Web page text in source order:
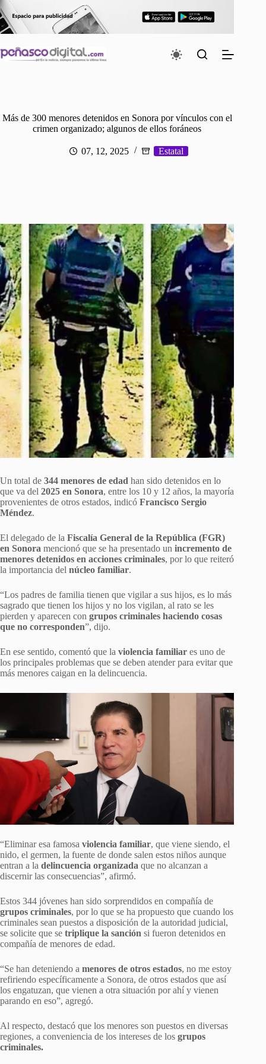
Saltar
al
contenido
Más de 300 menores detenidos en Sonora por vínculos con el
crimen organizado; algunos de ellos foráneos
07, 12, 2025 Estatal
Un total de 344 menores de edad han sido detenidos en lo
que va del 2025 en Sonora, entre los 10 y 12 años, la mayoría
provenientes de otros estados, indicó Francisco Sergio
Méndez.
El delegado de la Fiscalía General de la República (FGR)
en Sonora mencionó que se ha presentado un incremento de
menores detenidos en acciones criminales, por lo que reiteró
la importancia del núcleo familiar.
“Los padres de familia tienen que vigilar a sus hijos, es lo más
sagrado que tienen los hijos y no los vigilan, al rato se les
pierden y aparecen con grupos criminales haciendo cosas
que no corresponden”, dijo.
En ese sentido, comentó que la violencia familiar es uno de
los principales problemas que se deben atender para evitar que
más menores caigan en la delincuencia.
“Eliminar esa famosa violencia familiar, que viene siendo, el
nido, el germen, la fuente de donde salen estos niños aunque
entran a la delincuencia organizada que no alcanzan a
discernir las consecuencias”, afirmó.
Estos 344 jóvenes han sido sorprendidos en compañía de
grupos criminales, por lo que se ha propuesto que cuando los
criminales sean puestos a disposición de la autoridad judicial,
se solicite que se triplique la sanción si fueron detenidos en
compañía de menores de edad.
“Se han deteniendo a menores de otros estados, no me estoy
refiriendo específicamente a Sonora, de otros estados que así
los engatuzan, que vienen a otra situación por ahí y vienen
parando en eso”, agregó.
Al respecto, destacó que los menores son puestos en diversas
regiones, a conveniencia de los intereses de los grupos
criminales.